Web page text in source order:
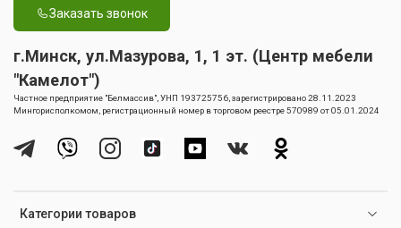
Категории товаров
Заказать звонок
г.Минск, ул.Мазурова, 1, 1 эт. (Центр мебели
"Камелот")
Частное предприятие "Белмассив", УНП 193725756, зарегистрировано 28.11.2023
Мингорисполкомом, регистрационный номер в торговом реестре 570989 от 05.01.2024